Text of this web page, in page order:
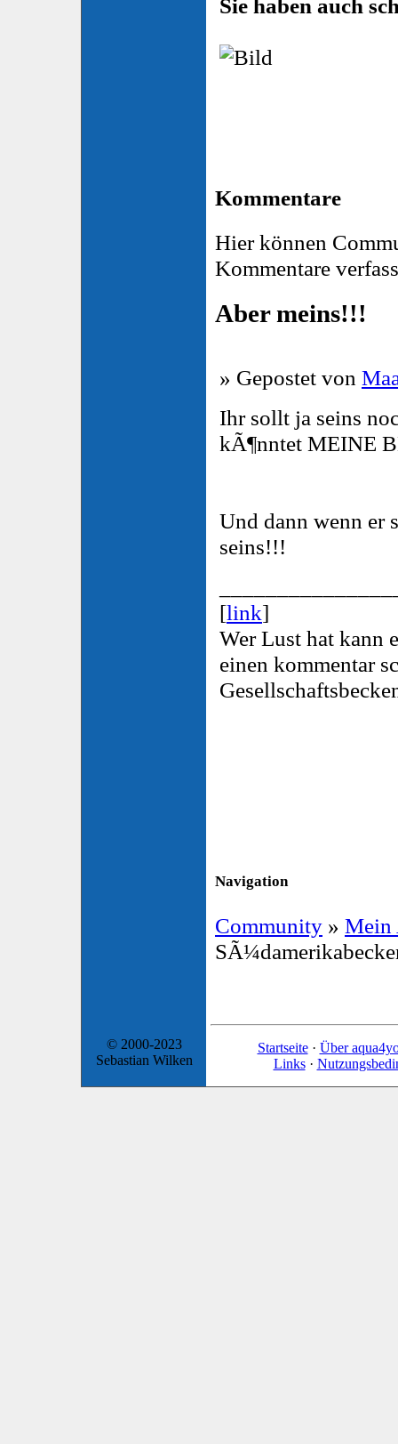
Sie haben auch
Kommentare
Hier können
Kommentare
Aber meins!!!
» Gepostet von
Ihr sollt ja seins
kÃ¶nntet MEINE
Und dann wenn er
seins!!!
[link]
Wer Lust hat kann
einen kommentar
Navigation
Community » Mein
© 2000-2023
Sebastian Wilken
Startseite· Über
Links·